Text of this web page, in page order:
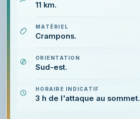
11 km.
MATÉRIEL
Crampons.
ORIENTATION
Sud-est.
HORAIRE INDICATIF
3 h de l'attaque au sommet.